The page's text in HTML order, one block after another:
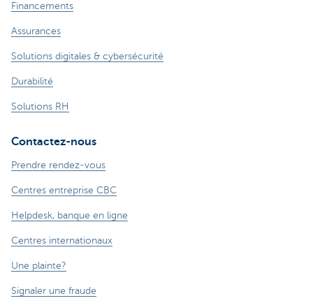
Financements
Assurances
Solutions digitales & cybersécurité
Durabilité
Solutions RH
Contactez-nous
Prendre rendez-vous
Centres entreprise CBC
Helpdesk, banque en ligne
Centres internationaux
Une plainte?
Signaler une fraude